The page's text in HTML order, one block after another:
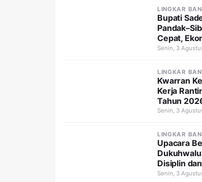
LINGKAR
Bupati
Cepat,
Senin, 3
LINGKAR
Kwarran
Kerja
Tahun
Senin, 3
LINGKAR
Upacara
Disiplin
Dini
Senin, 3